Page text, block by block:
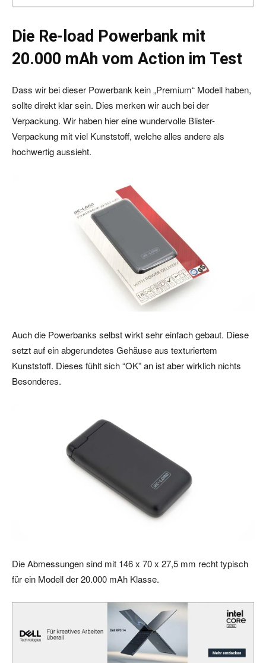
Die Re-load Powerbank mit
20.000 mAh vom Action im Test
Dass wir bei dieser Powerbank kein „Premium“ Modell haben,
sollte direkt klar sein. Dies merken wir auch bei der
Verpackung. Wir haben hier eine wundervolle Blister-
Verpackung mit viel Kunststoff, welche alles andere als
hochwertig aussieht.
Auch die Powerbanks selbst wirkt sehr einfach gebaut. Diese
setzt auf ein abgerundetes Gehäuse aus texturiertem
Kunststoff. Dieses fühlt sich “OK” an ist aber wirklich nichts
Besonderes.
Die Abmessungen sind mit 146 x 70 x 27,5 mm recht typisch
für ein Modell der 20.000 mAh Klasse.